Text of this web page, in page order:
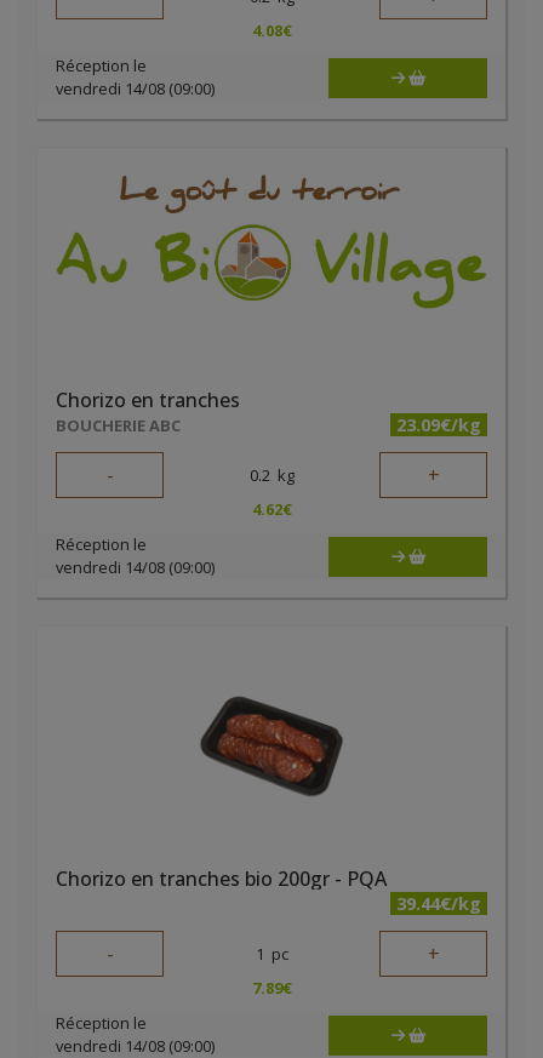
4.08€
Réception le
vendredi 14/08 (09:00)
Chorizo en tranches
BOUCHERIE ABC 23.09€/kg
- 0.2 kg +
4.62€
Réception le
vendredi 14/08 (09:00)
Chorizo en tranches bio 200gr - PQA
39.44€/kg
- 1 pc +
7.89€
Réception le
vendredi 14/08 (09:00)